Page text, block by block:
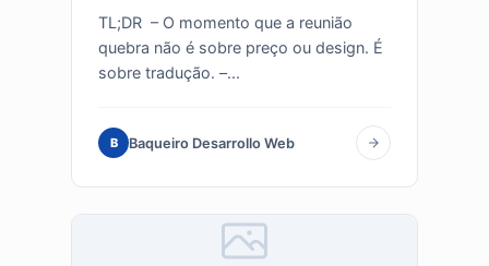
TL;DR – O momento que a reunião
quebra não é sobre preço ou design. É
sobre tradução. –...
B Baqueiro Desarrollo Web